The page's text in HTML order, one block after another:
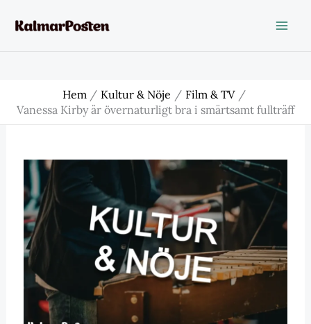
Hem Kultur & Nöje
Film & TV
Vanessa Kirby är övernaturligt bra i smärtsamt fullträff